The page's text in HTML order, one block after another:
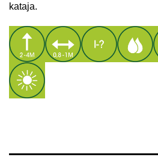
kataja.